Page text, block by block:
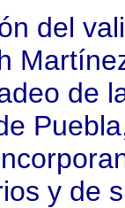
del
de
y de